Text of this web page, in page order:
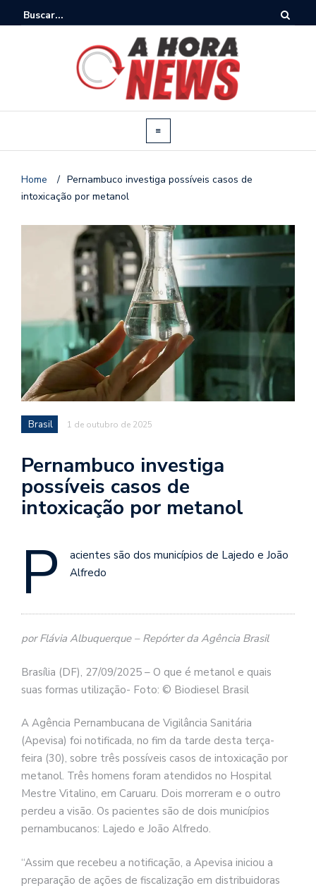
Home / Pernambuco investiga possíveis casos de
intoxicação por metanol
Brasil 1 de outubro de 2025
Pernambuco investiga
possíveis casos de
intoxicação por metanol
P
acientes são dos municípios de Lajedo e João
Alfredo
por Flávia Albuquerque – Repórter da Agência Brasil
Brasília (DF), 27/09/2025 – O que é metanol e quais
suas formas utilização- Foto: © Biodiesel Brasil
A Agência Pernambucana de Vigilância Sanitária
(Apevisa) foi notificada, no fim da tarde desta terça-
feira (30), sobre três possíveis casos de intoxicação por
metanol. Três homens foram atendidos no Hospital
Mestre Vitalino, em Caruaru. Dois morreram e o outro
perdeu a visão. Os pacientes são de dois municípios
pernambucanos: Lajedo e João Alfredo.
“Assim que recebeu a notificação, a Apevisa iniciou a
preparação de ações de fiscalização em distribuidoras